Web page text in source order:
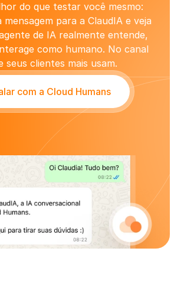
do que testar você mesmo:
mensagem para a ClaudIA e veja
de IA realmente entende,
como humano. No canal
seus clientes mais usam.
com a Cloud Humans